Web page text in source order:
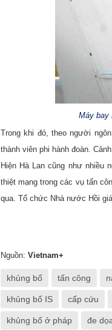
Máy bay
Trong khi đó, theo người
thành viên phi hành đoàn.
Hiện Hà Lan cũng như nhiều
thiệt mạng trong các vụ tấn
qua. Tổ chức Nhà nước Hồi
Nguồn: Vietnam+
khủng bố tấn công
khủng bố IS cấp cứu
khủng bố ở pháp đe